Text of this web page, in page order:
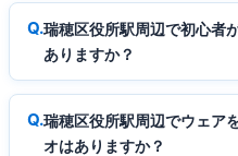
瑞穂区役所駅周辺で初心者
ありますか？
瑞穂区役所駅周辺でウェア
オはありますか？